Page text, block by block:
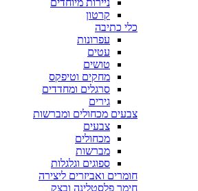
ניירות מיוחדים
קרטון
כלי כתיבה
עפרונות
עטים
טושים
מחקים וטיפקס
סרגלים ומחדדים
גירים
צבעים מכחולים ומברשות
צבעים
מכחולים
מברשות
ספוגים וגלגלות
חומרים ואביזרים ליצירה
חימר פלסטלינה ובצק